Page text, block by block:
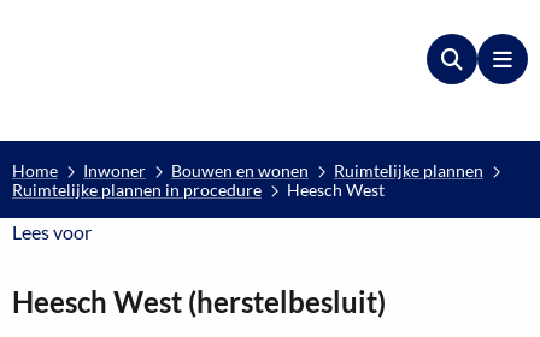
Zoeken
Home Inwoner Bouwen en wonen
Ruimtelijke plannen
Ruimtelijke plannen in procedure
Heesch West
Lees voorLees voor
Heesch West (herstelbesluit)